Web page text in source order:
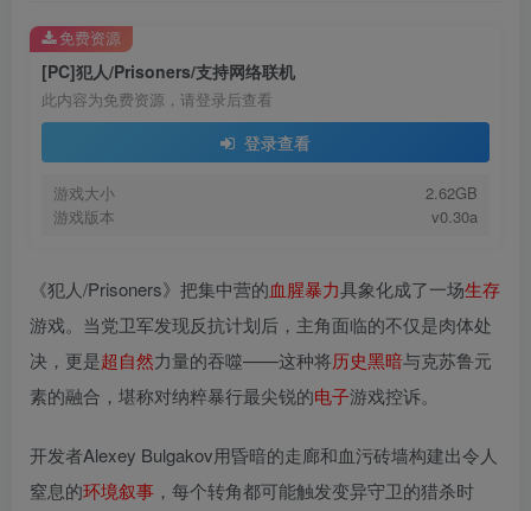
[PC]犯人/Prisoners/支持网络联机
此内容为免费资源，请登录后查看
登录查看
游戏大小
2.62GB
游戏版本
v0.30a
免费资源
《犯人/Prisoners》把集中营的血腥暴力具象化成了一场生存
游戏。当党卫军发现反抗计划后，主角面临的不仅是肉体处
决，更是超自然力量的吞噬——这种将历史黑暗与克苏鲁元
素的融合，堪称对纳粹暴行最尖锐的电子游戏控诉。
开发者Alexey Bulgakov用昏暗的走廊和血污砖墙构建出令人
窒息的环境叙事 ，每个转角都可能触发变异守卫的猎杀时